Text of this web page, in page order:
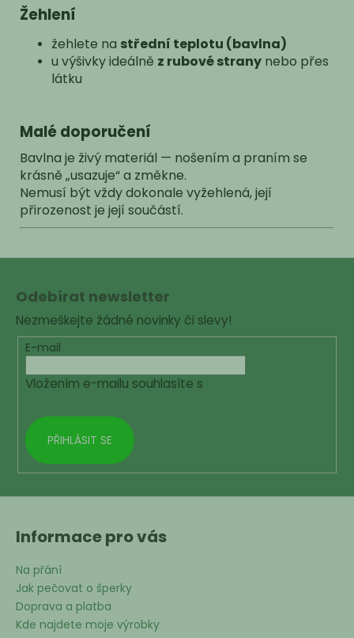
Žehlení
žehlete na střední teplotu (bavlna)
u výšivky ideálně z rubové strany nebo přes
látku
Malé doporučení
Bavlna je živý materiál — nošením a praním se
krásně „usazuje“ a změkne.
Nemusí být vždy dokonale vyžehlená, její
přirozenost je její součástí.
Z
Odebírat newsletter
Nezmeškejte žádné novinky či slevy!
E-mail
Vložením e-mailu souhlasíte s
PŘIHLÁSIT SE
Informace pro vás
Na přání
Jak pečovat o šperky
Doprava a platba
Kde najdete moje výrobky